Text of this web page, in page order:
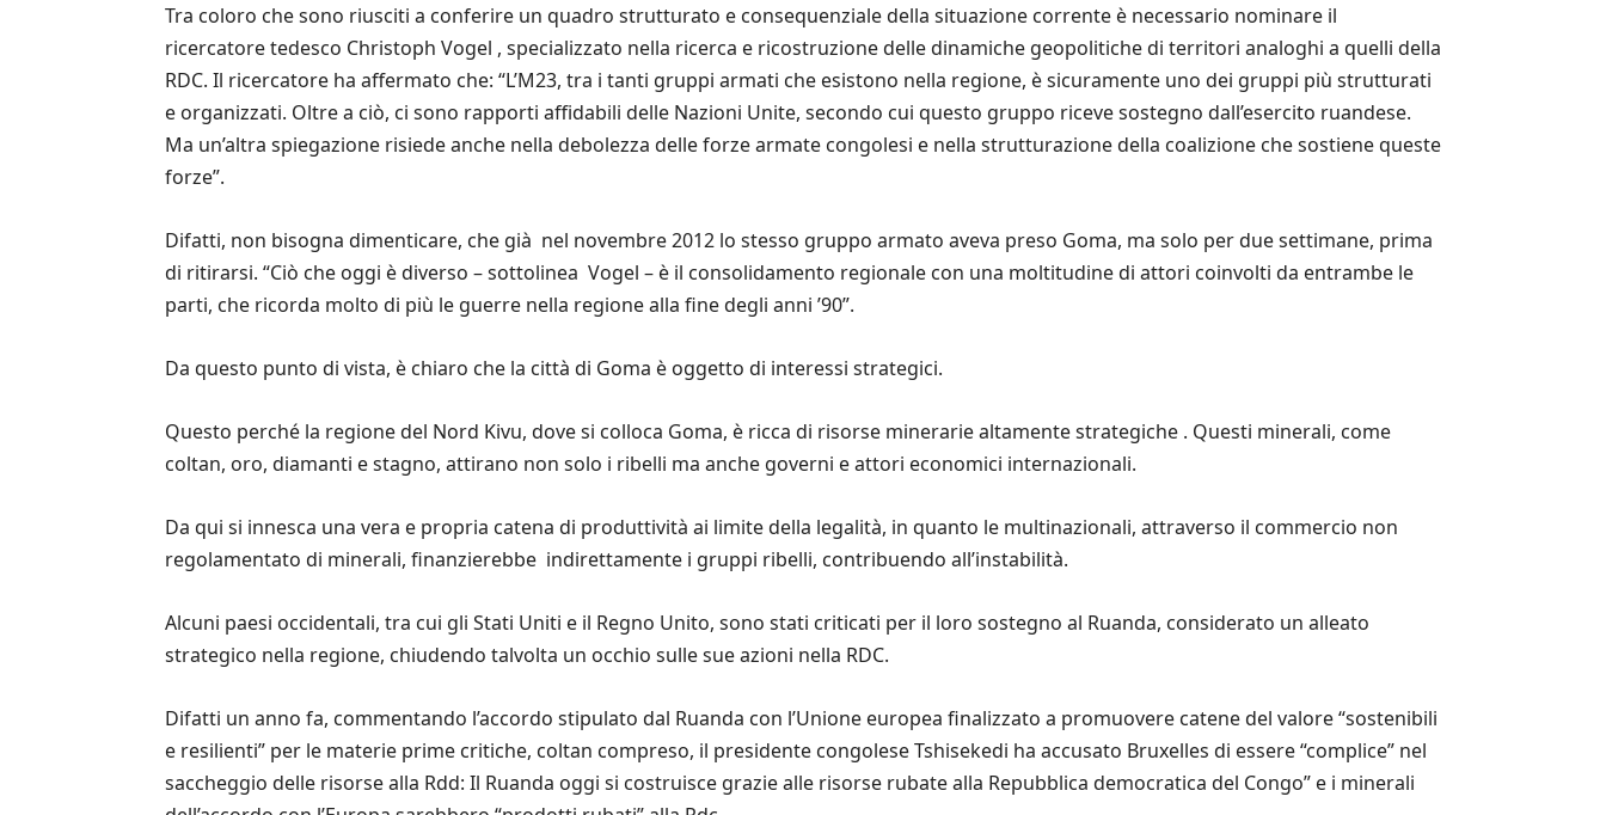
Tra coloro che sono riusciti a conferire un quadro strutturato e consequenziale della situazione corrente è necessario nominare il
ricercatore tedesco Christoph Vogel , specializzato nella ricerca e ricostruzione delle dinamiche geopolitiche di territori analoghi a quelli della
RDC. Il ricercatore ha affermato che: “L’M23, tra i tanti gruppi armati che esistono nella regione, è sicuramente uno dei gruppi più strutturati
e organizzati. Oltre a ciò, ci sono rapporti affidabili delle Nazioni Unite, secondo cui questo gruppo riceve sostegno dall’esercito ruandese.
Ma un’altra spiegazione risiede anche nella debolezza delle forze armate congolesi e nella strutturazione della coalizione che sostiene queste
forze”.
Difatti, non bisogna dimenticare, che già nel novembre 2012 lo stesso gruppo armato aveva preso Goma, ma solo per due settimane, prima
di ritirarsi. “Ciò che oggi è diverso – sottolinea Vogel – è il consolidamento regionale con una moltitudine di attori coinvolti da entrambe le
parti, che ricorda molto di più le guerre nella regione alla fine degli anni ’90”.
Da questo punto di vista, è chiaro che la città di Goma è oggetto di interessi strategici.
Questo perché la regione del Nord Kivu, dove si colloca Goma, è ricca di risorse minerarie altamente strategiche . Questi minerali, come
coltan, oro, diamanti e stagno, attirano non solo i ribelli ma anche governi e attori economici internazionali.
Da qui si innesca una vera e propria catena di produttività ai limite della legalità, in quanto le multinazionali, attraverso il commercio non
regolamentato di minerali, finanzierebbe indirettamente i gruppi ribelli, contribuendo all’instabilità.
Alcuni paesi occidentali, tra cui gli Stati Uniti e il Regno Unito, sono stati criticati per il loro sostegno al Ruanda, considerato un alleato
strategico nella regione, chiudendo talvolta un occhio sulle sue azioni nella RDC.
Difatti un anno fa, commentando l’accordo stipulato dal Ruanda con l’Unione europea finalizzato a promuovere catene del valore “sostenibili
e resilienti” per le materie prime critiche, coltan compreso, il presidente congolese Tshisekedi ha accusato Bruxelles di essere “complice” nel
saccheggio delle risorse alla Rdd: Il Ruanda oggi si costruisce grazie alle risorse rubate alla Repubblica democratica del Congo” e i minerali